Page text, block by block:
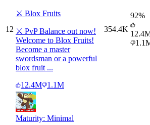
12
⚔️ Blox Fruits
⚔️ PvP Balance out now!
Welcome to Blox Fruits!
Become a master
swordsman or a powerful
blox fruit ...
12.4M
1.1M
354.4K
92%
Maturity: Minimal